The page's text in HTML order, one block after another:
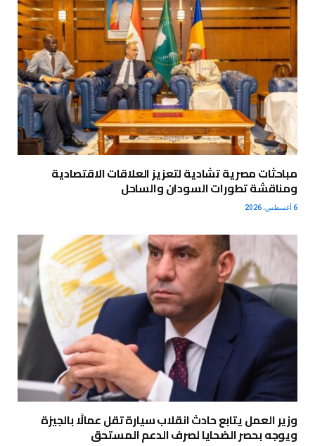
مباحثات مصرية تشادية لتعزيز العلاقات الاقتصادية
ومناقشة تطورات السودان والساحل
6 أغسطس، 2026
وزير العمل يتابع حادث انقلاب سيارة تقل عمالًا بالجيزة
ويوجه بحصر الضحايا لصرف الدعم المستحق